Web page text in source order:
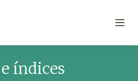
índices